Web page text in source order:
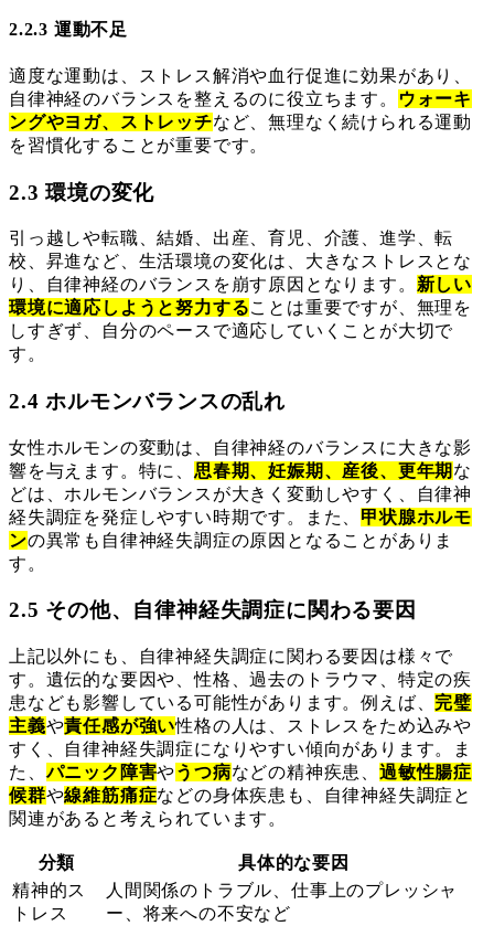
2.2.3 運動不足
適度な運動は、ストレス解消や血行促進に効果があり、
自律神経のバランスを整えるのに役立ちます。
ウォーキ
ングやヨガ、ストレッチなど、無理なく続けられる運動
を習慣化することが重要です。
2.3 環境の変化
引っ越しや転職、結婚、出産、育児、介護、進学、転
校、昇進など、生活環境の変化は、大きなストレスとな
り、自律神経のバランスを崩す原因となります。 新しい
環境に適応しようと努力することは重要ですが、無理を
しすぎず、自分のペースで適応していくことが大切で
す。
2.4 ホルモンバランスの乱れ
女性ホルモンの変動は、自律神経のバランスに大きな影
響を与えます。特に、 思春期、妊娠期、産後、更年期 な
どは、ホルモンバランスが大きく変動しやすく、自律神
経失調症を発症しやすい時期です。また、 甲状腺ホルモ
ンの異常も自律神経失調症の原因となることがありま
す。
2.5 その他、自律神経失調症に関わる要因
上記以外にも、自律神経失調症に関わる要因は様々で
す。遺伝的な要因や、性格、過去のトラウマ、特定の疾
患なども影響している可能性があります。例えば、 完璧
主義や責任感が強い性格の人は、ストレスをため込みや
すく、自律神経失調症になりやすい傾向があります。ま
た、パニック障害やうつ病などの精神疾患、過敏性腸症
候群や線維筋痛症などの身体疾患も、自律神経失調症と
関連があると考えられています。
分類
具体的な要因
精神的ス
トレス
人間関係のトラブル、仕事上のプレッシャ
ー、将来への不安など